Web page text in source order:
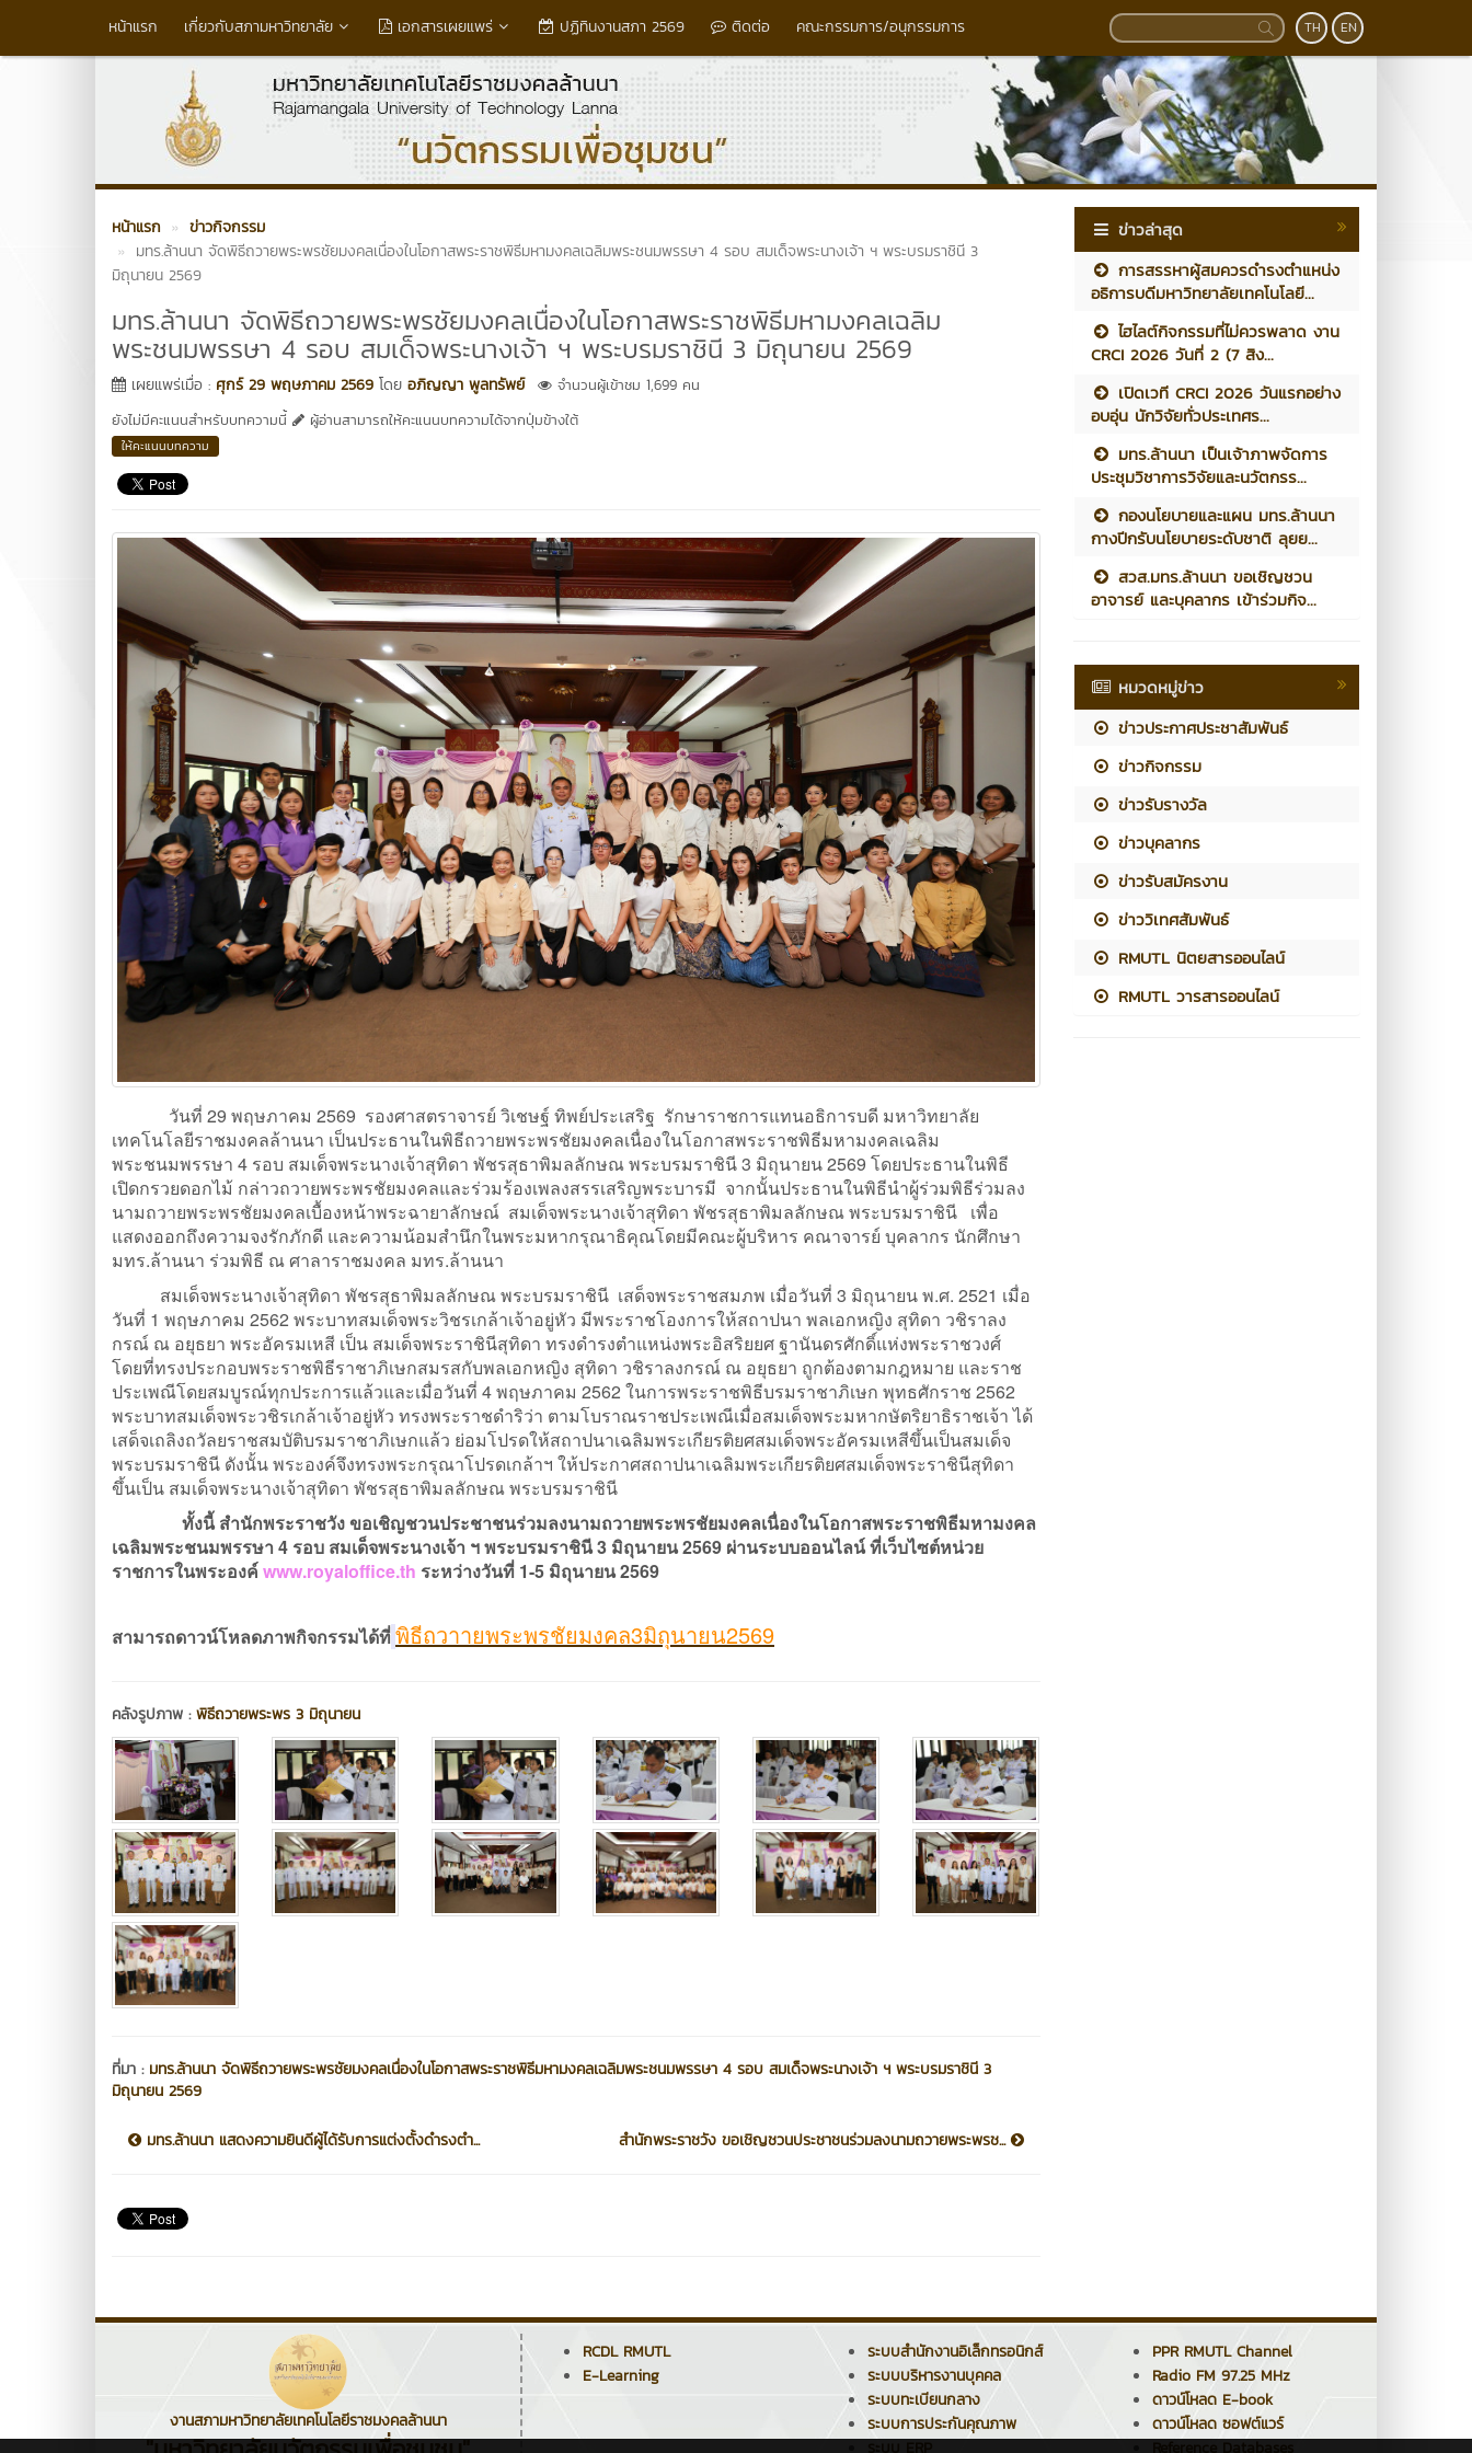
หน้าแรก เกี่ยวกับสภามหาวิทยาลัย เอกสารเผยแพร่ ปฏิทินงานสภา 2569 ติดต่อ คณะกรรมการ/อนุกรรมการ TH EN
หน้าแรก
ข่าวกิจกรรม
มทร.ล้านนา จัดพิธีถวายพระพรชัยมงคลเนื่องในโอกาสพระราชพิธีมหามงคลเฉลิมพระชนมพรรษา 4 รอบ สมเด็จพระนางเจ้า ฯ พระบรมราชินี 3
มิถุนายน 2569
มทร.ล้านนา จัดพิธีถวายพระพรชัยมงคลเนื่องในโอกาสพระราชพิธีมหามงคลเฉลิม
พระชนมพรรษา 4 รอบ สมเด็จพระนางเจ้า ฯ พระบรมราชินี 3 มิถุนายน 2569
เผยแพร่เมื่อ : ศุกร์ 29 พฤษภาคม 2569 โดย อภิญญา พูลทรัพย์
จำนวนผู้เข้าชม 1,699 คน
ยังไม่มีคะแนนสำหรับบทความนี้
ผู้อ่านสามารถให้คะแนนบทความได้จากปุ่มข้างใต้
ให้คะแนนบทความ
วันที่ 29 พฤษภาคม 2569 รองศาสตราจารย์ วิเชษฐ์ ทิพย์ประเสริฐ รักษาราชการแทนอธิการบดี มหาวิทยาลัย
เทคโนโลยีราชมงคลล้านนา เป็นประธานในพิธีถวายพระพรชัยมงคลเนื่องในโอกาสพระราชพิธีมหามงคลเฉลิม
พระชนมพรรษา 4 รอบ สมเด็จพระนางเจ้าสุทิดา พัชรสุธาพิมลลักษณ พระบรมราชินี 3 มิถุนายน 2569 โดยประธานในพิธี
เปิดกรวยดอกไม้ กล่าวถวายพระพรชัยมงคลและร่วมร้องเพลงสรรเสริญพระบารมี จากนั้นประธานในพิธีนำผู้ร่วมพิธีร่วมลง
นามถวายพระพรชัยมงคลเบื้องหน้าพระฉายาลักษณ์ สมเด็จพระนางเจ้าสุทิดา พัชรสุธาพิมลลักษณ พระบรมราชินี เพื่อ
แสดงออกถึงความจงรักภักดี และความน้อมสำนึกในพระมหากรุณาธิคุณโดยมีคณะผู้บริหาร คณาจารย์ บุคลากร นักศึกษา
มทร.ล้านนา ร่วมพิธี ณ ศาลาราชมงคล มทร.ล้านนา
สมเด็จพระนางเจ้าสุทิดา พัชรสุธาพิมลลักษณ พระบรมราชินี เสด็จพระราชสมภพ เมื่อวันที่ 3 มิถุนายน พ.ศ. 2521 เมื่อ
วันที่ 1 พฤษภาคม 2562 พระบาทสมเด็จพระวิชรเกล้าเจ้าอยู่หัว มีพระราชโองการให้สถาปนา พลเอกหญิง สุทิดา วชิราลง
กรณ์ ณ อยุธยา พระอัครมเหสี เป็น สมเด็จพระราชินีสุทิดา ทรงดำรงตำแหน่งพระอิสริยยศ ฐานันดรศักดิ์แห่งพระราชวงศ์
โดยที่ทรงประกอบพระราชพิธีราชาภิเษกสมรสกับพลเอกหญิง สุทิดา วชิราลงกรณ์ ณ อยุธยา ถูกต้องตามกฎหมาย และราช
ประเพณีโดยสมบูรณ์ทุกประการแล้วและเมื่อวันที่ 4 พฤษภาคม 2562 ในการพระราชพิธีบรมราชาภิเษก พุทธศักราช 2562
พระบาทสมเด็จพระวชิรเกล้าเจ้าอยู่หัว ทรงพระราชดำริว่า ตามโบราณราชประเพณีเมื่อสมเด็จพระมหากษัตริยาธิราชเจ้า ได้
เสด็จเถลิงถวัลยราชสมบัติบรมราชาภิเษกแล้ว ย่อมโปรดให้สถาปนาเฉลิมพระเกียรติยศสมเด็จพระอัครมเหสีขึ้นเป็นสมเด็จ
พระบรมราชินี ดังนั้น พระองค์จึงทรงพระกรุณาโปรดเกล้าฯ ให้ประกาศสถาปนาเฉลิมพระเกียรติยศสมเด็จพระราชินีสุทิดา
ขึ้นเป็น สมเด็จพระนางเจ้าสุทิดา พัชรสุธาพิมลลักษณ พระบรมราชินี
ทั้งนี้ สำนักพระราชวัง ขอเชิญชวนประชาชนร่วมลงนามถวายพระพรชัยมงคลเนื่องในโอกาสพระราชพิธีมหามงคล
เฉลิมพระชนมพรรษา 4 รอบ สมเด็จพระนางเจ้า ฯ พระบรมราชินี 3 มิถุนายน 2569 ผ่านระบบออนไลน์ ที่เว็บไซต์หน่วย
ราชการในพระองค์www.royaloffice.th ระหว่างวันที่ 1-5 มิถุนายน 2569
สามารถดาวน์โหลดภาพกิจกรรมได้ที่พิธีถวาายพระพรชัยมงคล3มิถุนายน2569
คลังรูปภาพ :พิธีถวายพระพร 3 มิถุนายน
ที่มา : มทร.ล้านนา จัดพิธีถวายพระพรชัยมงคลเนื่องในโอกาสพระราชพิธีมหามงคลเฉลิมพระชนมพรรษา 4 รอบ สมเด็จพระนางเจ้า ฯ พระบรมราชินี 3
มิถุนายน 2569
มทร.ล้านนา แสดงความยินดีผู้ได้รับการแต่งตั้งดำรงตำ... สำนักพระราชวัง ขอเชิญชวนประชาชนร่วมลงนามถวายพระพรช...
ข่าวล่าสุด
การสรรหาผู้สมควรดำรงตำแหน่ง
อธิการบดีมหาวิทยาลัยเทคโนโลยี...
ไฮไลต์กิจกรรมที่ไม่ควรพลาด งาน
CRCI 2026 วันที่ 2 (7 สิง...
เปิดเวที CRCI 2026 วันแรกอย่าง
อบอุ่น นักวิจัยทั่วประเทศร...
มทร.ล้านนา เป็นเจ้าภาพจัดการ
ประชุมวิชาการวิจัยและนวัตกรร...
กองนโยบายและแผน มทร.ล้านนา
กางปีกรับนโยบายระดับชาติ ลุยย...
สวส.มทร.ล้านนา ขอเชิญชวน
อาจารย์ และบุคลากร เข้าร่วมกิจ...
หมวดหมู่ข่าว
ข่าวประกาศประชาสัมพันธ์
ข่าวกิจกรรม
ข่าวรับรางวัล
ข่าวบุคลากร
ข่าวรับสมัครงาน
ข่าววิเทศสัมพันธ์
RMUTL นิตยสารออนไลน์
RMUTL วารสารออนไลน์
งานสภามหาวิทยาลัยเทคโนโลยีราชมงคลล้านนา
RCDL RMUTL
E-Learning
ระบบสำนักงานอิเล็กทรอนิกส์
ระบบบริหารงานบุคคล
ระบบทะเบียนกลาง
ระบบการประกันคุณภาพ
PPR RMUTL Channel
Radio FM 97.25 MHz
ดาวน์โหลด E-book
ดาวน์โหลด ซอฟต์แวร์